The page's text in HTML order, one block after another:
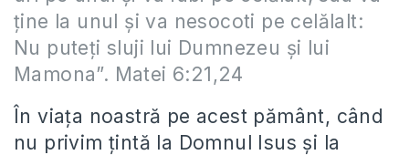
ţine la unul şi va nesocoti pe celălalt:
Nu puteţi sluji lui Dumnezeu şi lui
Mamona”. Matei 6:21,24
În viața noastră pe acest pământ, când
nu privim țintă la Domnul Isus și la